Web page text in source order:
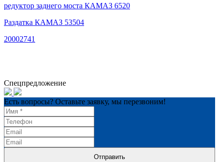
редуктор заднего моста КАМАЗ 6520
Раздатка КАМАЗ 53504
20002741
Спецпредложение
Есть вопросы? Оставьте заявку, мы перезвоним!
Отправить